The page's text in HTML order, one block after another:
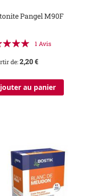
Pangel M90F
1 Avis
de 2,20 €
au panier